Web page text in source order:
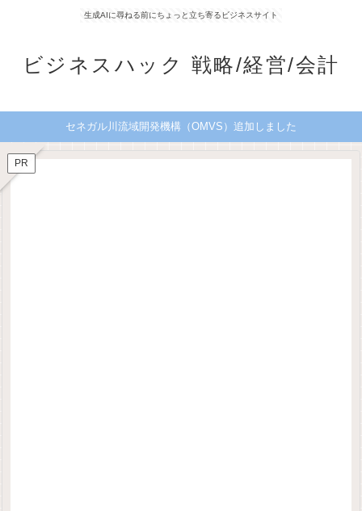
生成AIに尋ねる前にちょっと立ち寄るビジネスサイト
ビジネスハック 戦略/経営/会計
セネガル川流域開発機構（OMVS）追加しました
PR